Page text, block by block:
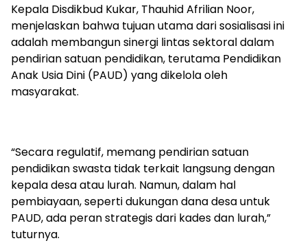
Kepala Disdikbud Kukar, Thauhid Afrilian Noor,
menjelaskan bahwa tujuan utama dari sosialisasi ini
adalah membangun sinergi lintas sektoral dalam
pendirian satuan pendidikan, terutama Pendidikan
Anak Usia Dini (PAUD) yang dikelola oleh
masyarakat.
“Secara regulatif, memang pendirian satuan
pendidikan swasta tidak terkait langsung dengan
kepala desa atau lurah. Namun, dalam hal
pembiayaan, seperti dukungan dana desa untuk
PAUD, ada peran strategis dari kades dan lurah,”
tuturnya.